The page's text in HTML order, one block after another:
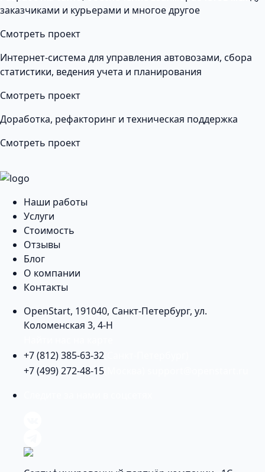
заказчиками и курьерами и многое другое
Смотреть проект
Интернет-система для управления автовозами, сбора
статистики, ведения учета и планирования
Смотреть проект
Доработка, рефакторинг и техническая поддержка
Смотреть проект
Наши работы
Услуги
Стоимость
Отзывы
Блог
О компании
Контакты
OpenStart, 191040, Санкт-Петербург, ул.
Коломенская 3, 4-Н
+7 (812) 385-63-32
+7 (499) 272-48-15